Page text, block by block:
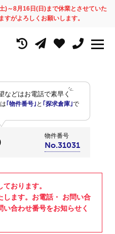
)～8月16日(日)まで休業とさせていた
がよろしくお願いします。
などはお電話で素早く
｢物件番号｣ と ｢探求倉庫｣で
物件番号
No.31031
おります。
します。お電話・ お問い合
合わせ番号をお知らせく